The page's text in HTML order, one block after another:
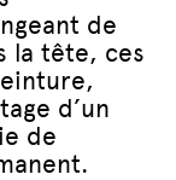
de
la tête, ces
d’un
de